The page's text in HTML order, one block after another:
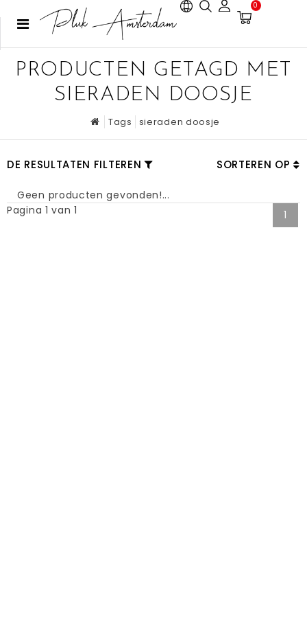
0
PRODUCTEN GETAGD MET
SIERADEN DOOSJE
Tags sieraden doosje
DE RESULTATEN FILTEREN SORTEREN OP
Geen producten gevonden!...
Pagina 1 van 1
1